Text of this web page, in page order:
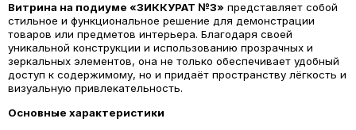
Витрина на подиуме «ЗИККУРАТ №3» представляет собой
стильное и функциональное решение для демонстрации
товаров или предметов интерьера. Благодаря своей
уникальной конструкции и использованию прозрачных и
зеркальных элементов, она не только обеспечивает удобный
доступ к содержимому, но и придаёт пространству лёгкость и
визуальную привлекательность.
Основные характеристики